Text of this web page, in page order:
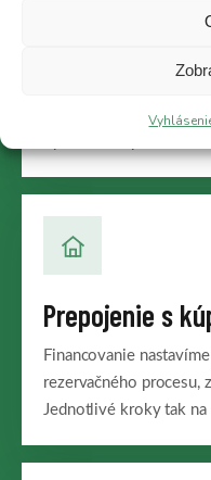
Porovnanie
Jedna banka vám
vašich príjmov,
Prepojenie s
Financovanie
rezervačného procesu,
Jednotlivé kroky tak na